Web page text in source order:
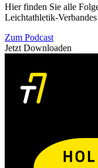
Hier finden Sie alle
Leichtathletik-
Zum Podcast
Jetzt Downloaden